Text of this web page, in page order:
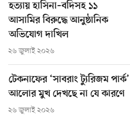
হত্যায় হাসিনা–বদিসহ ১১
আসামির বিরুদ্ধে আনুষ্ঠানিক
অভিযোগ দাখিল
২৬ জুলাই ২০২৬
টেকনাফের ‘সাবরাং ট্যুরিজম পার্ক’
আলোর মুখ দেখছে না যে কারণে
২৬ জুলাই ২০২৬